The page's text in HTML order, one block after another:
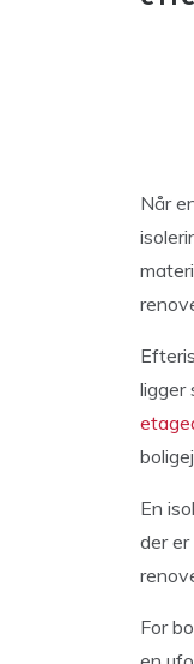
Når
ligger
En
der
For